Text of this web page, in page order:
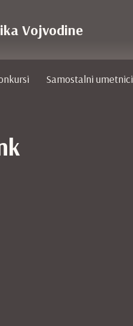
Vojvodine
Samostalni umetnici